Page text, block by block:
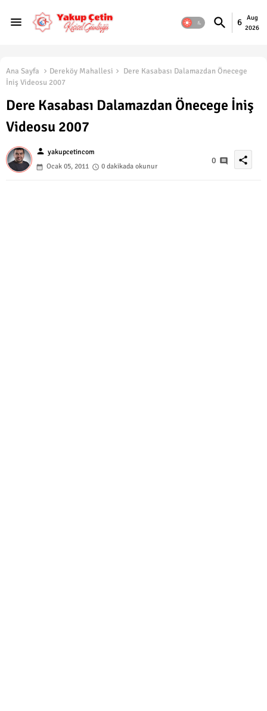
6
Aug
2026
Ana Sayfa Dereköy Mahallesi
Dere Kasabası Dalamazdan Önecege
İniş Videosu 2007
Dere Kasabası Dalamazdan Önecege İniş
Videosu 2007
person yakupcetincom
Ocak 05, 2011
0 dakikada okunur
0 share